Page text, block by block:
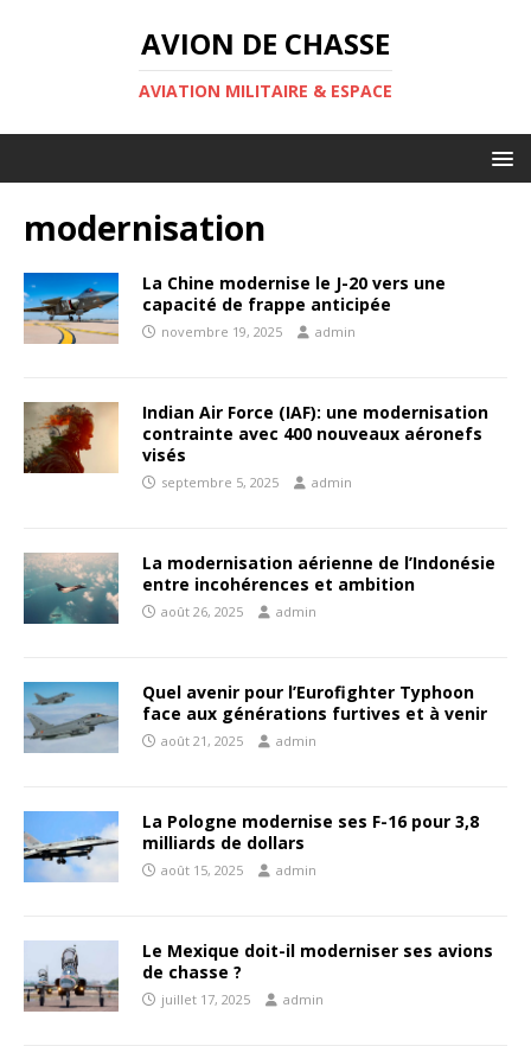
AVION DE CHASSE
AVIATION MILITAIRE & ESPACE
modernisation
La Chine modernise le J-20 vers une
capacité de frappe anticipée
novembre 19, 2025 admin
Indian Air Force (IAF): une modernisation
contrainte avec 400 nouveaux aéronefs
visés
septembre 5, 2025 admin
La modernisation aérienne de l’Indonésie
entre incohérences et ambition
août 26, 2025 admin
Quel avenir pour l’Eurofighter Typhoon
face aux générations furtives et à venir
août 21, 2025 admin
La Pologne modernise ses F-16 pour 3,8
milliards de dollars
août 15, 2025 admin
Le Mexique doit-il moderniser ses avions
de chasse ?
juillet 17, 2025 admin